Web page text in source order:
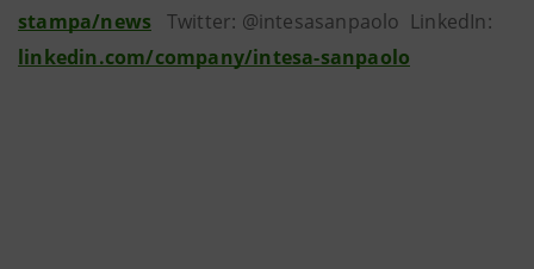
stampa/news Twitter: @intesasanpaolo LinkedIn:
linkedin.com/company/intesa-sanpaolo